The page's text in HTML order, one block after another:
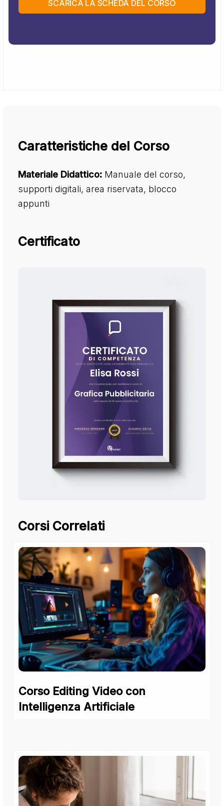
SCARICA LA SCHEDA DEL CORSO
Caratteristiche del Corso
Materiale Didattico: Manuale del corso,
supporti digitali, area riservata, blocco
appunti
Certificato
Corsi Correlati
Corso Editing Video con
Intelligenza Artificiale